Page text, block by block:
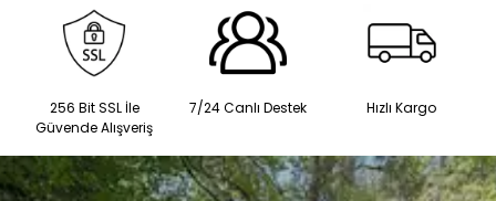
256 Bit SSL İle
Güvende Alışveriş
7/24 Canlı Destek Hızlı Kargo